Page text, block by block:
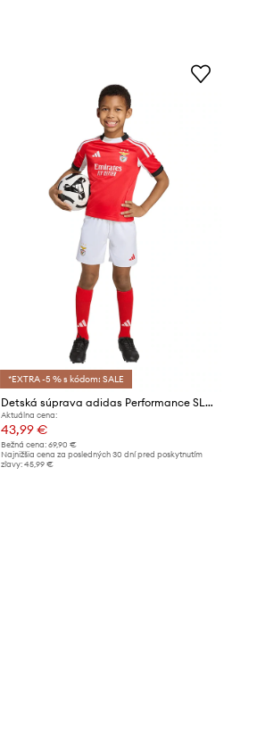
*EXTRA -5 % s kódom: SALE
Detská súprava adidas Performance SLB
Aktuálna cena:
43,99 €
Bežná cena: 69,90 €
Najnižšia cena za posledných 30 dní pred poskytnutím
zľavy: 45,99 €